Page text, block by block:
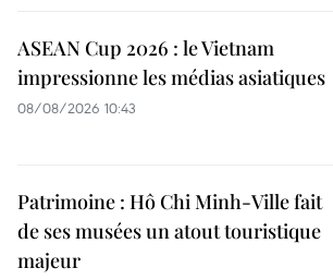
ASEAN Cup 2026 : le Vietnam
impressionne les médias asiatiques
08/08/2026 10:43
Patrimoine : Hô Chi Minh-Ville fait
de ses musées un atout touristique
majeur